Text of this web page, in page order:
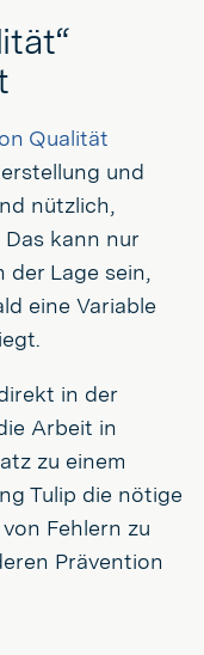
Qualität
und
nützlich,
kann nur
der Lage sein,
eine Variable
in der
Arbeit in
zu einem
Tulip die nötige
Fehlern zu
Prävention